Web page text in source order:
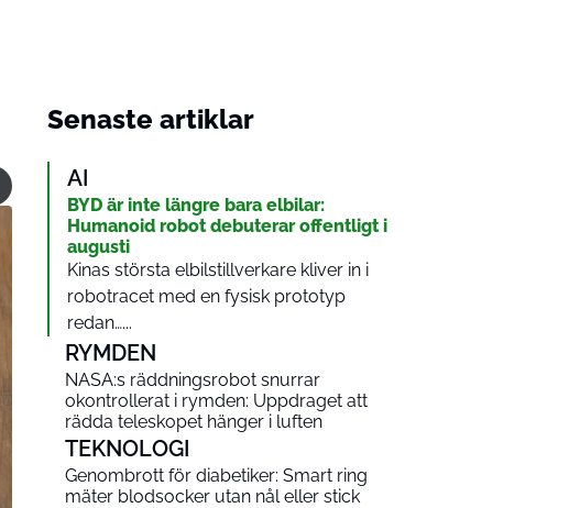
Senaste artiklar
AI
BYD är inte längre bara elbilar:
Humanoid robot debuterar offentligt i
augusti
Kinas största elbilstillverkare kliver in i
robotracet med en fysisk prototyp
redan…...
RYMDEN
NASA:s räddningsrobot snurrar
okontrollerat i rymden: Uppdraget att
rädda teleskopet hänger i luften
TEKNOLOGI
Genombrott för diabetiker: Smart ring
mäter blodsocker utan nål eller stick